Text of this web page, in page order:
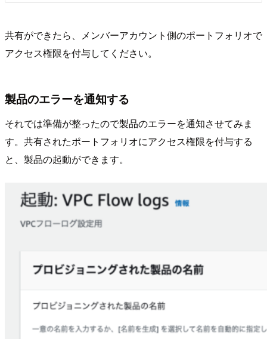
共有ができたら、メンバーアカウント側のポートフォリオで
アクセス権限を付与してください。
製品のエラーを通知する
それでは準備が整ったので製品のエラーを通知させてみま
す。共有されたポートフォリオにアクセス権限を付与する
と、製品の起動ができます。